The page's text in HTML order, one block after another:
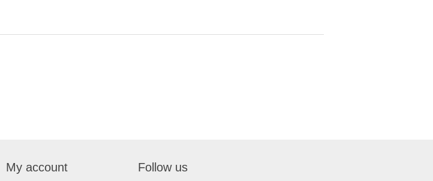
My account Follow us